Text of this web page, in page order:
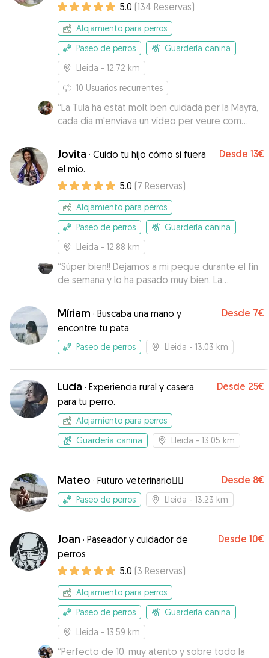
5.0 (134 Reservas)
Alojamiento para perros
Paseo de perros
Guardería canina
Lleida - 12.72 km
10 Usuarios recurrentes
“La Tula ha estat molt ben cuidada per la Mayra,
cada dia m'enviava un vídeo per veure com
estava i el contacte sempre ha estat constant!”
Jovita · Cuido tu hijo cómo si fuera
el mío.
Desde 13€
5.0 (7 Reservas)
Alojamiento para perros
Paseo de perros
Guardería canina
Lleida - 12.88 km
“Súper bien!! Dejamos a mi peque durante el fin
de semana y lo ha pasado muy bien. La
comunicación genial, Jovita siempre estuvo
enviando fotos de Lulú y en todo momento se
le veía muy a gusto. Repetiremos sin duda. La
recomiendo 100%
Míriam · Buscaba una mano y
encontre tu pata
Desde 7€
Paseo de perros Lleida - 13.03 km
Lucía · Experiencia rural y casera
para tu perro.
Desde 25€
Alojamiento para perros
Guardería canina
Lleida - 13.05 km
Mateo · Futuro veterinario✌🏼 Desde 8€
Paseo de perros Lleida - 13.23 km
Joan · Paseador y cuidador de
perros
Desde 10€
5.0 (3 Reservas)
Alojamiento para perros
Paseo de perros
Guardería canina
Lleida - 13.59 km
“Perfecto de 10, muy atento y sobre todo la